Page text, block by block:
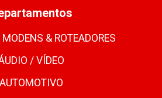
& ROTEADORES
/ VÍDEO
AUTOMOTIVO